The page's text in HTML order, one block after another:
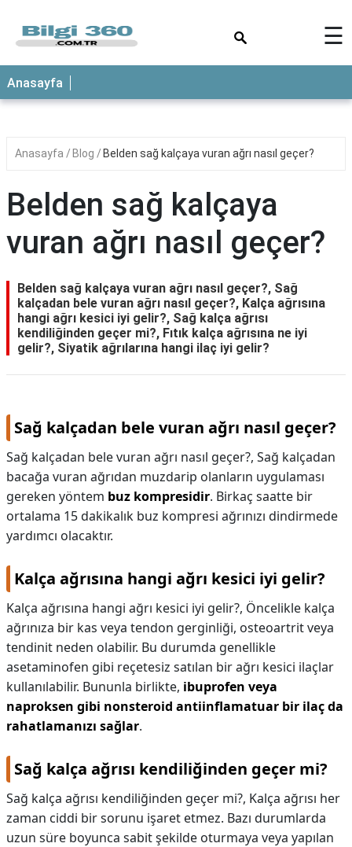
ANASAYFA
☰
Anasayfa
Anasayfa Blog Belden sağ kalçaya vuran ağrı nasıl geçer?
Belden sağ kalçaya
vuran ağrı nasıl geçer?
Belden sağ kalçaya vuran ağrı nasıl geçer?, Sağ
kalçadan bele vuran ağrı nasıl geçer?, Kalça ağrısına
hangi ağrı kesici iyi gelir?, Sağ kalça ağrısı
kendiliğinden geçer mi?, Fıtık kalça ağrısına ne iyi
gelir?, Siyatik ağrılarına hangi ilaç iyi gelir?
Sağ kalçadan bele vuran ağrı nasıl geçer?
Sağ kalçadan bele vuran ağrı nasıl geçer?, Sağ kalçadan
bacağa vuran ağrıdan muzdarip olanların uygulaması
gereken yöntem buz kompresidir. Birkaç saatte bir
ortalama 15 dakikalık buz kompresi ağrınızı dindirmede
yardımcı olacaktır.
Kalça ağrısına hangi ağrı kesici iyi gelir?
Kalça ağrısına hangi ağrı kesici iyi gelir?, Öncelikle kalça
ağrınıza bir kas veya tendon gerginliği, osteoartrit veya
tendinit neden olabilir. Bu durumda genellikle
asetaminofen gibi reçetesiz satılan bir ağrı kesici ilaçlar
kullanılabilir. Bununla birlikte, ibuprofen veya
naproksen gibi nonsteroid antiinflamatuar bir ilaç da
rahatlamanızı sağlar.
Sağ kalça ağrısı kendiliğinden geçer mi?
Sağ kalça ağrısı kendiliğinden geçer mi?, Kalça ağrısı her
zaman ciddi bir sorunu işaret etmez. Bazı durumlarda
uzun süre boyunca sabit şekilde oturmaya veya yapılan